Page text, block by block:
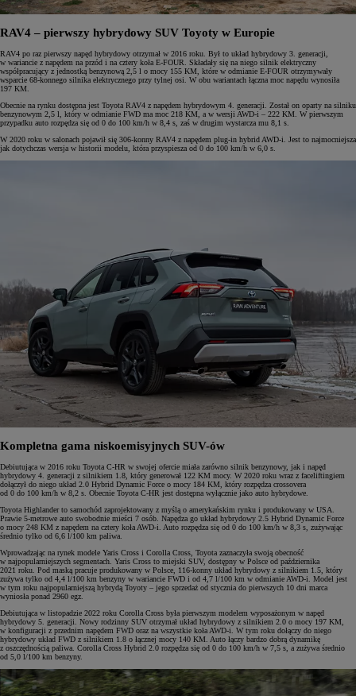
RAV4 – pierwszy hybrydowy SUV Toyoty w Europie
RAV4 po raz pierwszy napęd hybrydowy otrzymał w 2016 roku. Był to układ hybrydowy 3. generacji,
w wariancie z napędem na przód i na cztery koła E-FOUR. Składały się na niego silnik elektryczny
współpracujący z jednostką benzynową 2,5 l o mocy 155 KM, które w odmianie E-FOUR otrzymywały
wsparcie 68-konnego silnika elektrycznego przy tylnej osi. W obu wariantach łączna moc napędu wynosiła
197 KM.
Obecnie na rynku dostępna jest Toyota RAV4 z napędem hybrydowym 4. generacji. Został on oparty na silniku
benzynowym 2,5 l, który w odmianie FWD ma moc 218 KM, a w wersji AWD-i – 222 KM. W pierwszym
przypadku auto rozpędza się od 0 do 100 km/h w 8,4 s, zaś w drugim wystarcza mu 8,1 s.
W 2020 roku w salonach pojawił się 306-konny RAV4 z napędem plug-in hybrid AWD-i. Jest to najmocniejsza
jak dotychczas wersja w historii modelu, która przyspiesza od 0 do 100 km/h w 6,0 s.
Kompletna gama niskoemisyjnych SUV-ów
Debiutująca w 2016 roku Toyota C-HR w swojej ofercie miała zarówno silnik benzynowy, jak i napęd
hybrydowy 4. generacji z silnikiem 1.8, który generował 122 KM mocy. W 2020 roku wraz z faceliftingiem
dołączył do niego układ 2.0 Hybrid Dynamic Force o mocy 184 KM, który rozpędza crossovera
od 0 do 100 km/h w 8,2 s. Obecnie Toyota C-HR jest dostępna wyłącznie jako auto hybrydowe.
Toyota Highlander to samochód zaprojektowany z myślą o amerykańskim rynku i produkowany w USA.
Prawie 5-metrowe auto swobodnie mieści 7 osób. Napędza go układ hybrydowy 2.5 Hybrid Dynamic Force
o mocy 248 KM z napędem na cztery koła AWD-i. Auto rozpędza się od 0 do 100 km/h w 8,3 s, zużywając
średnio tylko od 6,6 l/100 km paliwa.
Wprowadzając na rynek modele Yaris Cross i Corolla Cross, Toyota zaznaczyła swoją obecność
w najpopularniejszych segmentach. Yaris Cross to miejski SUV, dostępny w Polsce od października
2021 roku. Pod maską pracuje produkowany w Polsce, 116-konny układ hybrydowy z silnikiem 1.5, który
zużywa tylko od 4,4 l/100 km benzyny w wariancie FWD i od 4,7 l/100 km w odmianie AWD-i. Model jest
w tym roku najpopularniejszą hybrydą Toyoty – jego sprzedaż od stycznia do pierwszych 10 dni marca
wyniosła ponad 2960 egz.
Debiutująca w listopadzie 2022 roku Corolla Cross była pierwszym modelem wyposażonym w napęd
hybrydowy 5. generacji. Nowy rodzinny SUV otrzymał układ hybrydowy z silnikiem 2.0 o mocy 197 KM,
w konfiguracji z przednim napędem FWD oraz na wszystkie koła AWD-i. W tym roku dołączy do niego
hybrydowy układ FWD z silnikiem 1.8 o łącznej mocy 140 KM. Auto łączy bardzo dobrą dynamikę
z oszczędnością paliwa. Corolla Cross Hybrid 2.0 rozpędza się od 0 do 100 km/h w 7,5 s, a zużywa średnio
od 5,0 l/100 km benzyny.